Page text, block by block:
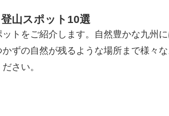
山スポット10選
トをご紹介します。自然豊かな九州
ずの自然が残るような場所まで様々
さい。